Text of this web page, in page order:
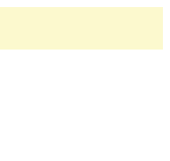
Close